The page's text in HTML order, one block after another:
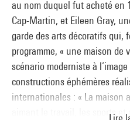
au nom duquel fut acheté en
Cap-Martin, et Eileen Gray,
garde des arts décoratifs qui,
programme, « une maison de
scénario moderniste à
constructions éphémères
internationales : « La maison
aimant le travail, les sports et